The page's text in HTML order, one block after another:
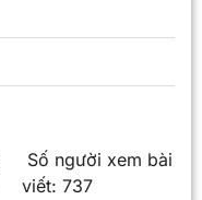
Số người xem bài
viết: 737